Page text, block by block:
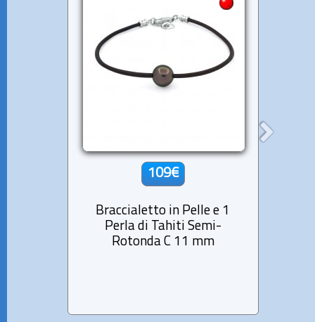
109€
Braccialetto in Pelle e 1
Perla di Tahiti Semi-
Rotonda C 11 mm